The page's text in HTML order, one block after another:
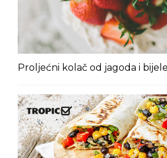
Proljećni kolač od jagoda i